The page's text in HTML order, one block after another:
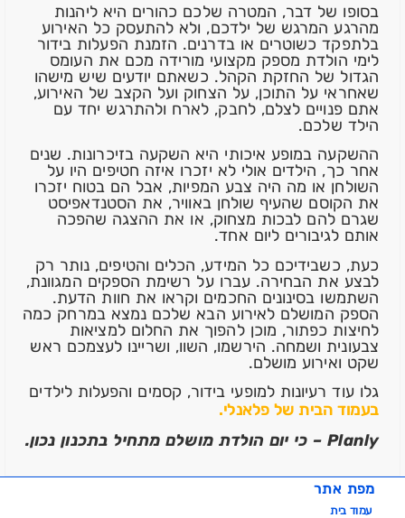
בסופו של דבר, המטרה שלכם כהורים היא ליהנות
מהרגע המרגש של ילדכם, ולא להתעסק כל האירוע
בלתפקד כשוטרים או בדרנים. הזמנת הפעלות בידור
לימי הולדת מספק מקצועי מורידה מכם את העומס
הגדול של החזקת הקהל. כשאתם יודעים שיש מישהו
שאחראי על התוכן, על הצחוק ועל הקצב של האירוע,
אתם פנויים לצלם, לחבק, לארח ולהתרגש יחד עם
הילד שלכם.
ההשקעה במופע איכותי היא השקעה בזיכרונות. שנים
אחר כך, הילדים אולי לא יזכרו איזה חטיפים היו על
השולחן או מה היה צבע המפיות, אבל הם בטוח יזכרו
את הקוסם שהעיף שולחן באוויר, את הסטנדאפיסט
שגרם להם לבכות מצחוק, או את ההצגה שהפכה
אותם לגיבורים ליום אחד.
כעת, כשבידיכם כל המידע, הכלים והטיפים, נותר רק
לבצע את הבחירה. עברו על רשימת הספקים המגוונת,
השתמשו בסינונים החכמים וקראו את חוות הדעת.
הספק המושלם לאירוע הבא שלכם נמצא במרחק כמה
לחיצות כפתור, מוכן להפוך את החלום למציאות
צבעונית ושמחה. הירשמו, השוו, ושריינו לעצמכם ראש
שקט ואירוע מושלם.
גלו עוד רעיונות למופעי בידור, קסמים והפעלות לילדים
בעמוד הבית של פלאנלי.
Planly – כי יום הולדת מושלם מתחיל בתכנון נכון.
מפת אתר
עמוד בית